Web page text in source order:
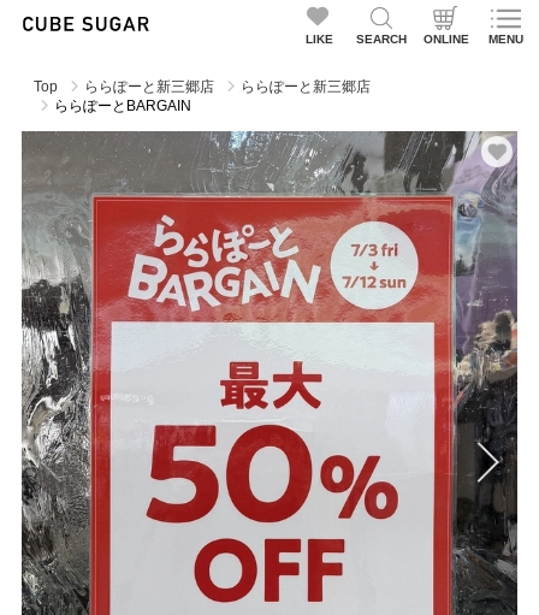
LIKE SEARCH ONLINE MENU
Top ららぽーと新三郷店
ららぽーと新三郷店
ららぽーとBARGAIN